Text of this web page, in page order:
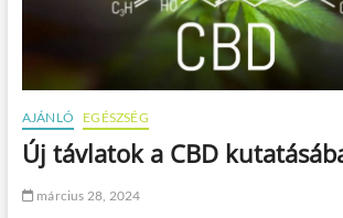
AJÁNLÓ EGÉSZSÉG
Új távlatok a CBD
március 28, 2024